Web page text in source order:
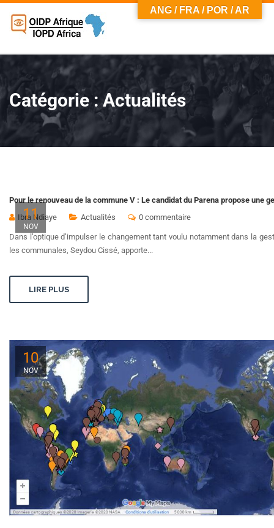
Catégorie :Actualités
11
NOV
Pour le renouveau de la commune V : Le candidat du Parena propose une
Ibra Ndiaye
Actualités 0 commentaire
Dans l’optique d’impulser le changement tant voulu notamment dans la
les communales, Seydou Cissé, apporte...
LIRE PLUS
10
NOV
ANG / FRA / POR / AR